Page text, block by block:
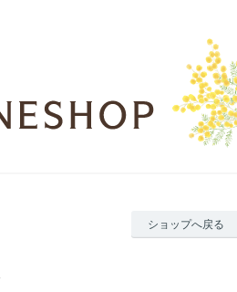
ショップへ戻る